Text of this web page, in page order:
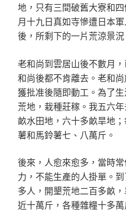
地，只有三間破舊大寮和
月十九日真如寺慘遭日本
後，所剩下的一片荒涼景況
老和尚到雲居山後不數月
和尚後都不肯離去。老和
獲批准後隨即動工。為了
荒地，栽種莊稼。我五六
畝水田地，六十多畝旱地
薯和馬鈴薯七、八萬斤。
後來，人愈來愈多，當時
力，不能生產的人掛單。
多人，開墾荒地二百多畝
近十萬斤，各種雜糧十多